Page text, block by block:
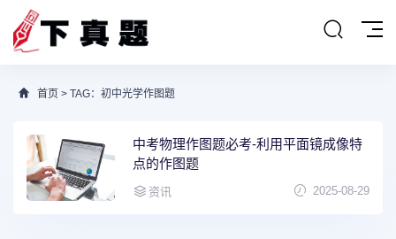
首页 > TAG：初中光学作图题
中考物理作图题必考-利用平面镜成像特
点的作图题
资讯 2025-08-29